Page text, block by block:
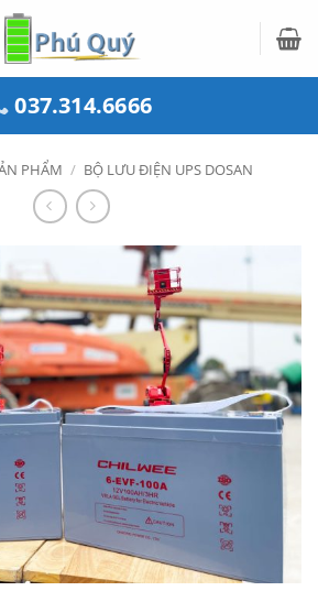
037.314.6666
PHẨM / BỘ LƯU ĐIỆN UPS DOSAN